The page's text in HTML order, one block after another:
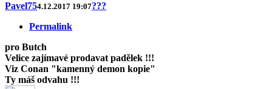
Pavel754.12.2017 19:07???
Permalink
pro Butch
Velice zajímavé prodavat padělek !!!
Viz Conan "kamenný demon kopie"
Ty máš odvahu !!!